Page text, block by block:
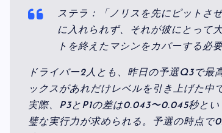
ステラ：「ノリスを先にピットさ
に入れられず、それが彼にとって
トを終えたマシンをカバーする必
ドライバー2人とも、昨日の予選Q3で最
ックスがあれだけレベルを引き上げた中
実際、P3とP1の差は0.043〜0.045秒と
璧な実行力が求められる。予選の時点で